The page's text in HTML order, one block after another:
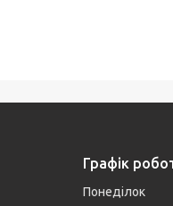
Графік
Понеділок